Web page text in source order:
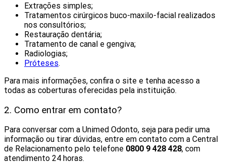
Extrações simples;
Tratamentos cirúrgicos buco-maxilo-facial realizados
nos consultórios;
Restauração dentária;
Tratamento de canal e gengiva;
Radiologias;
Próteses.
Para mais informações, confira o site e tenha acesso a
todas as coberturas oferecidas pela instituição.
2. Como entrar em contato?
Para conversar com a Unimed Odonto, seja para pedir uma
informação ou tirar dúvidas, entre em contato com a Central
de Relacionamento pelo telefone 0800 9 428 428, com
atendimento 24 horas.